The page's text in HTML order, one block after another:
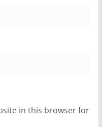
in this browser for